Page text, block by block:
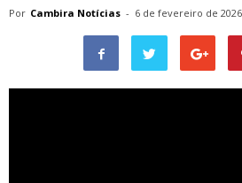
Por Cambira Notícias - 6 de fevereiro de 2026